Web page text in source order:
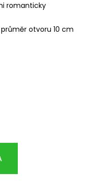
romanticky
otvoru 10 cm